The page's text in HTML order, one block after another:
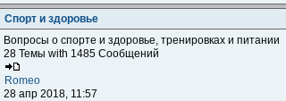
Спорт и здоровье
Вопросы о спорте и здоровье, тренировках и питании
28 Темы with 1485 Сообщений
Romeo
28 апр 2018, 11:57